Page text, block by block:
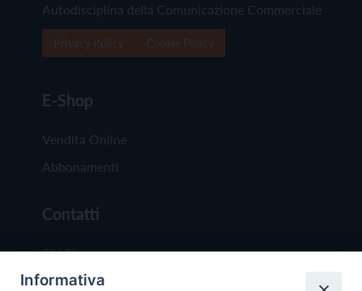
Autodisciplina della Comunicazione Commerciale
E-Shop
Vendita Online
Abbonamenti
Contatti
Chi Siamo
Redazione
Informativa